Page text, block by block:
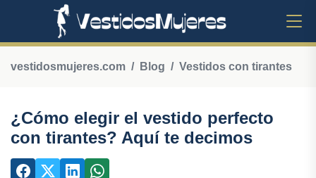
vestidosmujeres.com Blog Vestidos con tirantes
¿Cómo elegir el vestido perfecto
con tirantes? Aquí te decimos